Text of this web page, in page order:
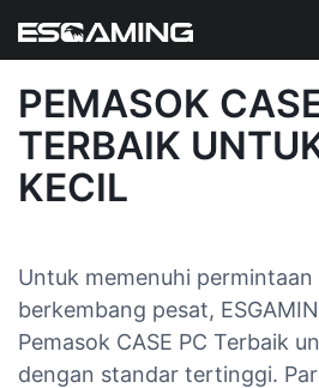
PEMASOK
TERBAIK
KECIL
Untuk memenuhi permintaan
berkembang pesat,
Pemasok CASE PC Terbaik
dengan standar tertinggi.